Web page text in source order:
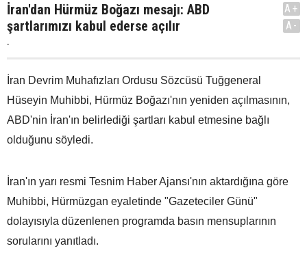
İran'dan Hürmüz Boğazı mesajı: ABD
şartlarımızı kabul ederse açılır
.
A+
A-
İran Devrim Muhafızları Ordusu Sözcüsü Tuğgeneral
Hüseyin Muhibbi, Hürmüz Boğazı'nın yeniden açılmasının,
ABD'nin İran'ın belirlediği şartları kabul etmesine bağlı
olduğunu söyledi.
İran'ın yarı resmi Tesnim Haber Ajansı'nın aktardığına göre
Muhibbi, Hürmüzgan eyaletinde "Gazeteciler Günü"
dolayısıyla düzenlenen programda basın mensuplarının
sorularını yanıtladı.